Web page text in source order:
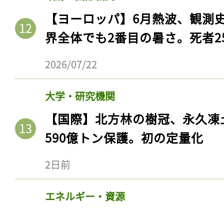
【ヨーロッパ】6月熱波、観
界全体でも2番目の暑さ。死者
2026/07/22
大学・研究機関
【国際】北方林の樹冠、永久
590億トン保護。初の定量化
2日前
エネルギー・資源